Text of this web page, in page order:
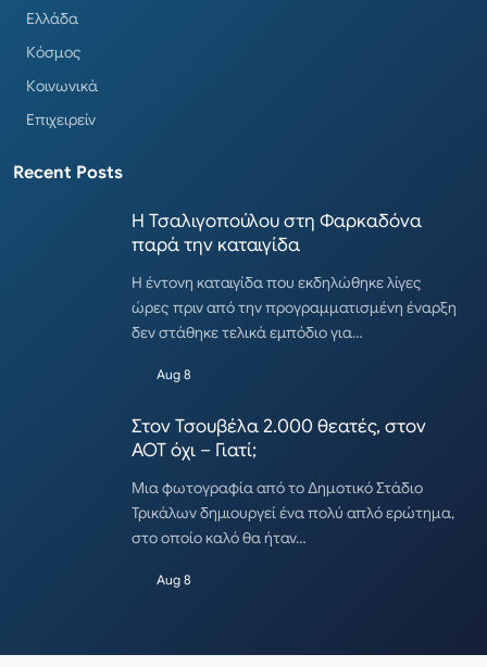
Ελλάδα
Κόσμος
Κοινωνικά
Επιχειρείν
Recent Posts
Η Τσαλιγοπούλου στη Φαρκαδόνα
παρά την καταιγίδα
Η έντονη καταιγίδα που εκδηλώθηκε λίγες
ώρες πριν από την προγραμματισμένη έναρξη
δεν στάθηκε τελικά εμπόδιο για…
Aug 8
Στον Τσουβέλα 2.000 θεατές, στον
ΑΟΤ όχι – Γιατί;
Μια φωτογραφία από το Δημοτικό Στάδιο
Τρικάλων δημιουργεί ένα πολύ απλό ερώτημα,
στο οποίο καλό θα ήταν…
Aug 8